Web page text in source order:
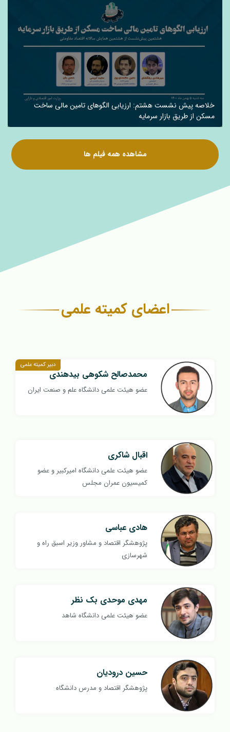
خلاصه پیش نشست هشتم: ارزیابی الگوهای تامین مالی ساخت
مسکن از طریق بازار سرمایه
مشاهده همه فیلم ها
اعضای کمیته علمی
دبیر کمیته علمی
محمدصالح شکوهی بیدهندی
عضو هیئت علمی دانشگاه علم و صنعت ایران
اقبال شاکری
عضو هیئت علمی دانشگاه امیرکبیر و عضو
کمیسیون عمران مجلس
هادی عباسی
پژوهشگر اقتصاد و مشاور وزیر اسبق راه و
شهرسازی
مهدی موحدی بک نظر
عضو هیئت علمی دانشگاه شاهد
حسین درودیان
پژوهشگر اقتصاد و مدرس دانشگاه